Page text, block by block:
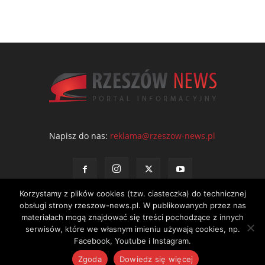
Napisz do nas: reklama@rzeszow-news.pl
Kontakt Polityka prywatności Regulamin portalu
© NEWS Sp. z o.o. - wydawca portalu Rzeszów News. Wszystkie prawa
zastrzeżone. Tel.: 601 97 55 30
Korzystamy z plików cookies (tzw. ciasteczka) do technicznej
obsługi strony rzeszow-news.pl. W publikowanych przez nas
materiałach mogą znajdować się treści pochodzące z innych
serwisów, które we własnym imieniu używają cookies, np.
Facebook, Youtube i Instagram.
Zgoda
Dowiedz się więcej